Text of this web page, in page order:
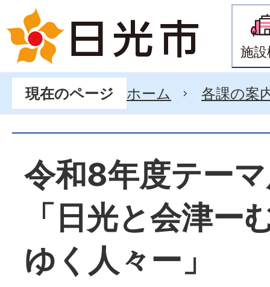
施
現在のページ ホーム 各課の案
令和8年度テー
「日光と会津ー
ゆく人々ー」